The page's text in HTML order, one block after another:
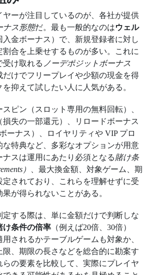
ヤーが注目しているのが、各社が提供
ナス形態だ。最も一般的なのはウェル
入金ボーナス）で、新規登録者に対し
合を上乗せするものが多い。これに
受け取れる ノーデポジットボーナス
だけでフリープレイや少額の現金を得
抑えて試したい人に人気がある。
ピン（スロット専用の無料回転）、
失の一部還元）、リロードボーナス
ーナス）、ロイヤリティや VIP プロ
な特典など、多彩なオプションが用意
ナスは運用にあたり必須となる賭け条
）
、最大換金額、対象ゲーム、期
定されており、これらを理解せずに受
が得られないことがある。
定する際は、単に金額だけで判断しな
け条件の倍率 （例えば20倍、30倍）
されるかテーブルゲームも対象か、
、期限の長さなどを総合的に勘案す
らの要素を比較して、実際にプレイヤ